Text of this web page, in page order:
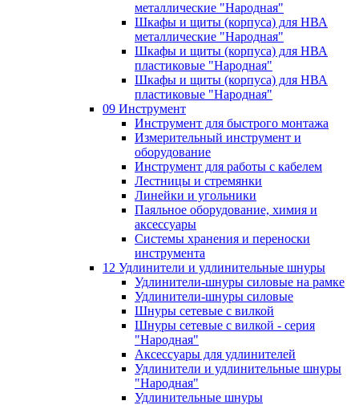
металлические "Народная"
Шкафы и щиты (корпуса) для НВА
металлические "Народная"
Шкафы и щиты (корпуса) для НВА
пластиковые "Народная"
Шкафы и щиты (корпуса) для НВА
пластиковые "Народная"
09 Инструмент
Инструмент для быстрого монтажа
Измерительный инструмент и
оборудование
Инструмент для работы с кабелем
Лестницы и стремянки
Линейки и угольники
Паяльное оборудование, химия и
аксессуары
Системы хранения и переноски
инструмента
12 Удлинители и удлинительные шнуры
Удлинители-шнуры силовые на рамке
Удлинители-шнуры силовые
Шнуры сетевые с вилкой
Шнуры сетевые с вилкой - серия
"Народная"
Аксессуары для удлинителей
Удлинители и удлинительные шнуры
"Народная"
Удлинительные шнуры